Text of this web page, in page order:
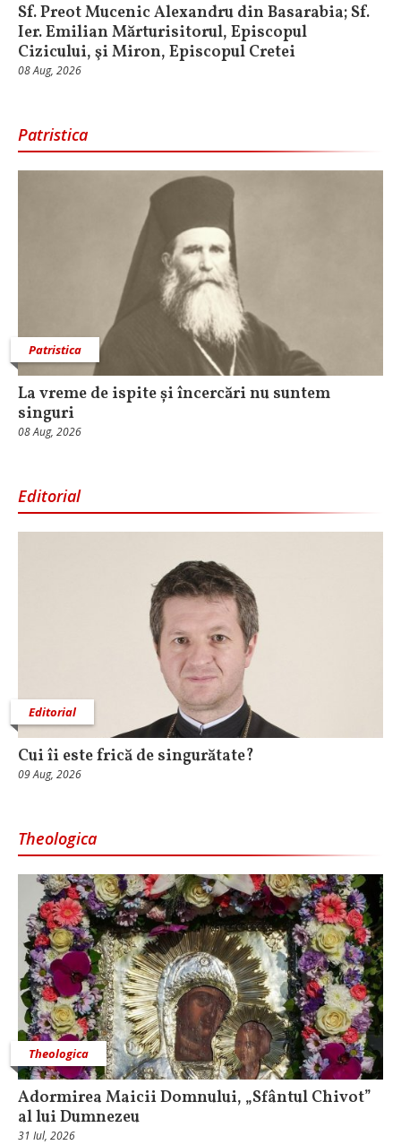
Sf. Preot Mucenic Alexandru din Basarabia; Sf.
Ier. Emilian Mărturisitorul, Episcopul
Cizicului, şi Miron, Episcopul Cretei
08 Aug, 2026
Patristica
Patristica
La vreme de ispite și încercări nu suntem
singuri
08 Aug, 2026
Editorial
Editorial
Cui îi este frică de singurătate?
09 Aug, 2026
Theologica
Theologica
Adormirea Maicii Domnului, „Sfântul Chivot”
al lui Dumnezeu
31 Iul, 2026